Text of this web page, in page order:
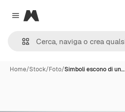
Close menu
Magnific
Home/Stock/Foto/Simboli escono di un…